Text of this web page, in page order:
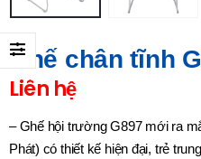
Ghế chân tĩnh
Liên hệ
– Ghế hội trường G897 mới ra
Phát) có thiết kế hiện đại, trẻ